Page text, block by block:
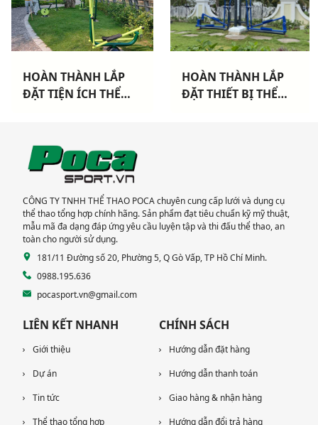
HOÀN THÀNH LẮP
ĐẶT TIỆN ÍCH THỂ
HOÀN THÀNH LẮP
ĐẶT THIẾT BỊ THỂ
CÔNG TY TNHH THỂ THAO POCA chuyên cung cấp lưới và dụng cụ
thể thao tổng hợp chính hãng. Sản phẩm đạt tiêu chuẩn kỹ mỹ thuật,
mẫu mã đa dạng đáp ứng yêu cầu luyện tập và thi đấu thể thao, an
toàn cho người sử dụng.
181/11 Đường số 20, Phường 5, Q Gò Vấp, TP Hồ Chí Minh.
0988.195.636
pocasport.vn@gmail.com
LIÊN KẾT NHANH
Giới thiệu
Dự án
Tin tức
Thể thao tổng hợp
CHÍNH SÁCH
Hướng dẫn đặt hàng
Hướng dẫn thanh toán
Giao hàng & nhận hàng
Hướng dẫn đổi trả hàng